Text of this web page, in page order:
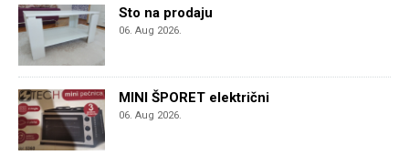
Sto na prodaju
06. Aug 2026.
MINI ŠPORET električni
06. Aug 2026.